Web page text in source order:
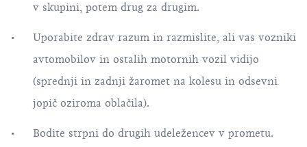
v skupini, potem drug za drugim.
Uporabite zdrav razum in razmislite, ali vas vozniki
avtomobilov in ostalih motornih vozil vidijo
(sprednji in zadnji žaromet na kolesu in odsevni
jopič oziroma oblačila).
Bodite strpni do drugih udeležencev v prometu.